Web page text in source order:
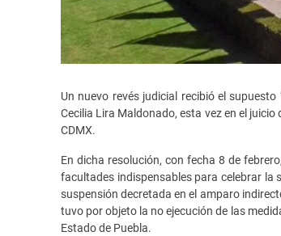
Un nuevo revés judicial recibió el
Cecilia Lira Maldonado, esta vez en el
CDMX.
En dicha resolución, con fecha 8 de
facultades indispensables para celebrar la
suspensión decretada en el amparo
tuvo por objeto la no ejecución de las
Estado de Puebla.